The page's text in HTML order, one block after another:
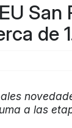
San
de
a las